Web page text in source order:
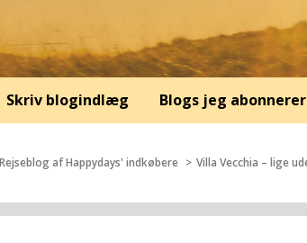
Skriv blogindlæg Blogs jeg
Rejseblog af Happydays' indkøbere Villa Vecchia – lige